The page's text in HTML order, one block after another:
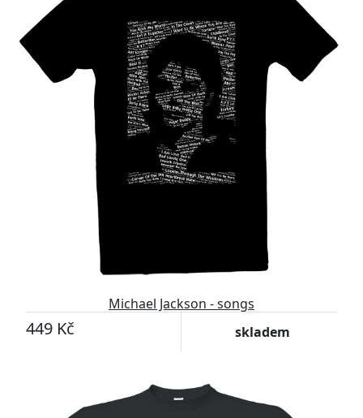
Michael Jackson - songs
449 Kč skladem